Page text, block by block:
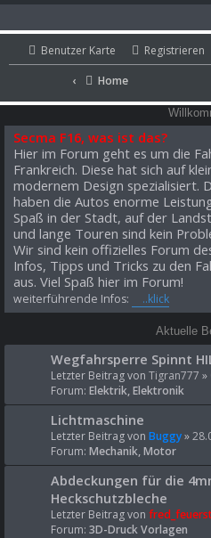
Benutzer Karte Registrieren
Portal
Home
Benutzer Karte
Home
Secma F16, was ist das?
Hier im Forum geht es um die
Frankreich. Diese hat sich auf
modernem Design spezialisiert.
haben die Autos enorme
Spaß in der Stadt, auf der
und lange Touren sind kein
Wir sind kein offizielles Forum
Infos, Tipps und Tricks zu den
aus. Viel Spaß hier im Forum!
weiterführende Infos: ..klick
Aktuelle
Wegfahrsperre Spinnt
Letzter Beitrag von Tigran777 »
Forum: Elektrik, Elektronik
Lichtmaschine
Letzter Beitrag von Buggy»
Forum: Mechanik, Motor
Abdeckungen für die
Heckschutzbleche
Letzter Beitrag von
Forum: 3D-Druck Vorlagen